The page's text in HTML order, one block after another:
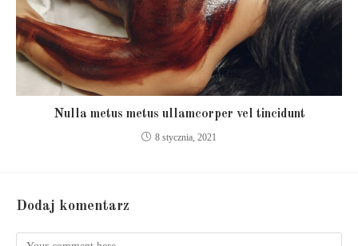
Nulla metus metus ullamcorper vel tincidunt
8 stycznia, 2021
Dodaj komentarz